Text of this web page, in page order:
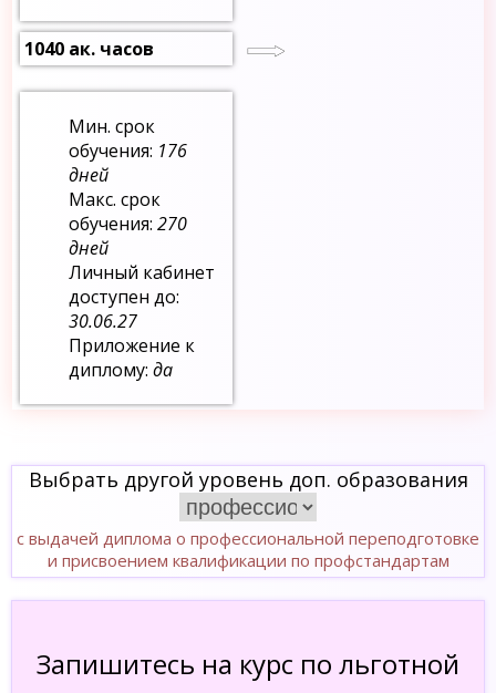
1040 ак. часов
Мин. срок
обучения: 176
дней
Макс. срок
обучения:270
дней
Личный кабинет
доступен до:
30.06.27
Приложение к
диплому:да
Выбрать другой уровень доп. образования
с выдачей диплома о профессиональной переподготовке
и присвоением квалификации по профстандартам
Запишитесь на курс по льготной